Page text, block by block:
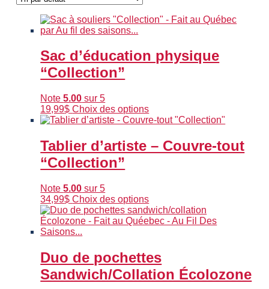
Sac d’éducation physique
“Collection”
Note5.00 sur 5
19,99$ Choix des optionsCe
produit
plusieurs
variations.
choisies
sur
la
produit
Tablier d’artiste – Couvre-tout
“Collection”
Note5.00 sur 5
34,99$ Choix des optionsCe
produit
a
Les
options
peuvent
être
Duo de pochettes
Sandwich/Collation Écolozone